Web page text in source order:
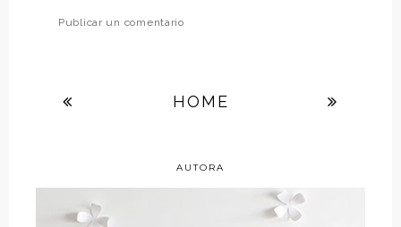
Publicar un comentario
HOME
AUTORA